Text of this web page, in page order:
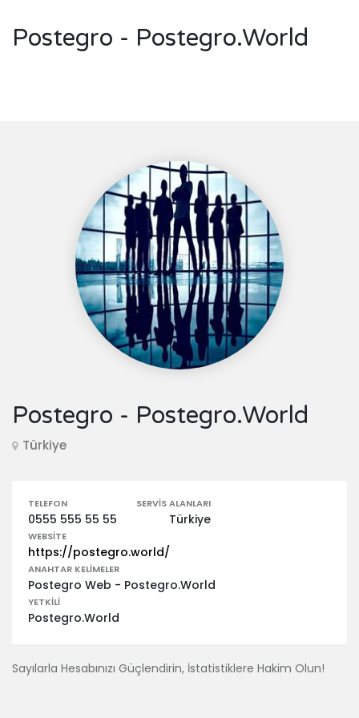
Postegro - Postegro.World
Postegro - Postegro.World
Türkiye
TELEFON
0555 555 55 55
SERVIS ALANLARI
Türkiye
WEBSITE
https://postegro.world/
ANAHTAR KELIMELER
Postegro Web - Postegro.World
YETKILI
Postegro.World
Sayılarla Hesabınızı Güçlendirin, İstatistiklere Hakim Olun!